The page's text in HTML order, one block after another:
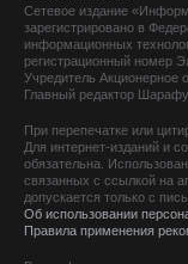
Сетевое издание
зарегистрировано в
информационных
регистрационный номер
Учредитель
Главный редактор
При перепечатке или
Для интернет-изданий и
обязательна.
связанных с ссылкой на
допускается только с
Об использовании
Правила применения